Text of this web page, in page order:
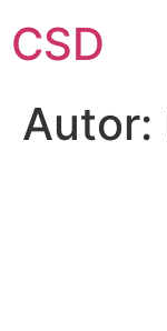
do
treści
CSD
Autor: